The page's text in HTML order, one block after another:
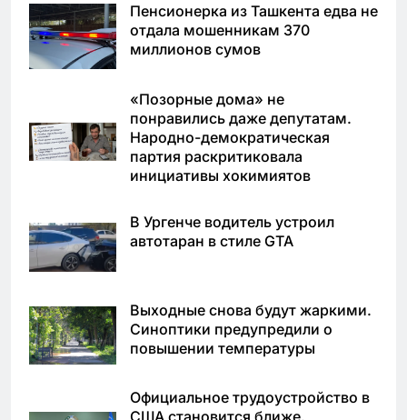
Пенсионерка из Ташкента едва не
отдала мошенникам 370
миллионов сумов
«Позорные дома» не
понравились даже депутатам.
Народно-демократическая
партия раскритиковала
инициативы хокимиятов
В Ургенче водитель устроил
автотаран в стиле GTA
Выходные снова будут жаркими.
Синоптики предупредили о
повышении температуры
Официальное трудоустройство в